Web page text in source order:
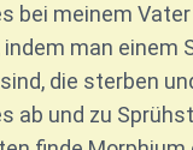
bei meinem
man einem
die sterben
ab und zu